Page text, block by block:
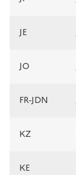
JE
JO
FR-JDN
KZ
KE